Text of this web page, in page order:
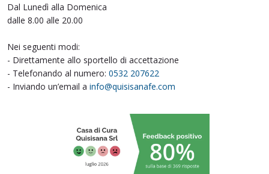
Dal Lunedì alla Domenica
dalle 8.00 alle 20.00
Nei seguenti modi:
- Direttamente allo sportello di accettazione
- Telefonando al numero: 0532 207622
- Inviando un’email a info@quisisanafe.com